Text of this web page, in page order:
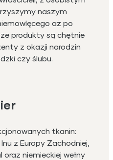
naszym
aż po
produkty są chętnie
z okazji narodzin
czy ślubu.
tkanin:
z Europy Zachodniej,
niemieckiej wełny